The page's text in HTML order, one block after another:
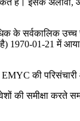
हैं। इसके अलावा,
के सर्वकालिक
1970-01-21 में
की परिसंचारी
की समीक्षा करते